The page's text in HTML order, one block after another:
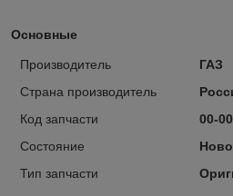
Основные
Производитель
ГАЗ
Страна производитель
Код запчасти
00-
Состояние
Тип запчасти